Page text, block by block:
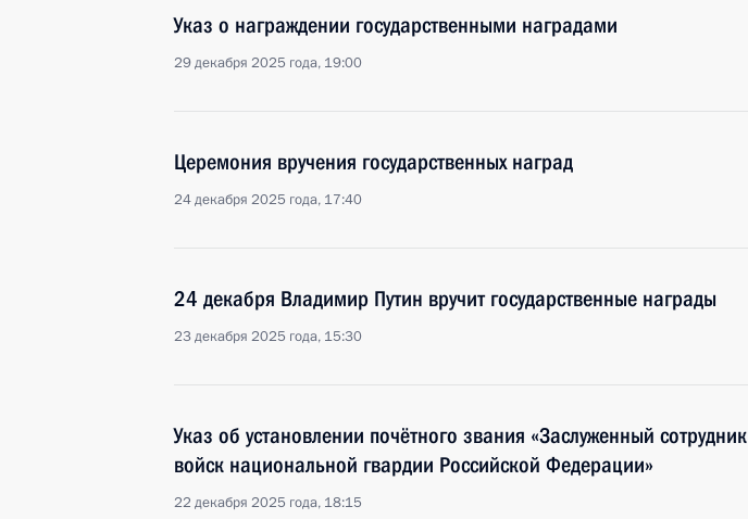
Указ о награждении государственными наградами
29 декабря 2025 года, 19:00
Церемония вручения государственных наград
24 декабря 2025 года, 17:40
24 декабря Владимир Путин вручит государственные награды
23 декабря 2025 года, 15:30
Указ об установлении почётного звания «Заслуженный сотрудник
войск национальной гвардии Российской Федерации»
22 декабря 2025 года, 18:15